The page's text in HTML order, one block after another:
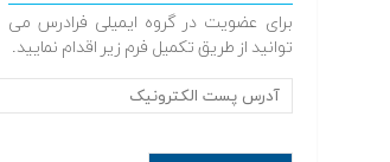
برای عضویت در گروه ایمیلی فرادرس می
توانید از طریق تکمیل فرم زیر اقدام نمایید.